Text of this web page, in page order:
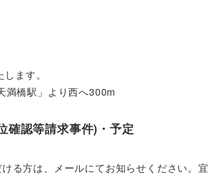
ます。
橋駅」より西へ300m
認等請求事件)・予定
る方は、メールにてお知らせください。宜